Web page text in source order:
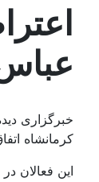
كرمانشاه
اين فعالان